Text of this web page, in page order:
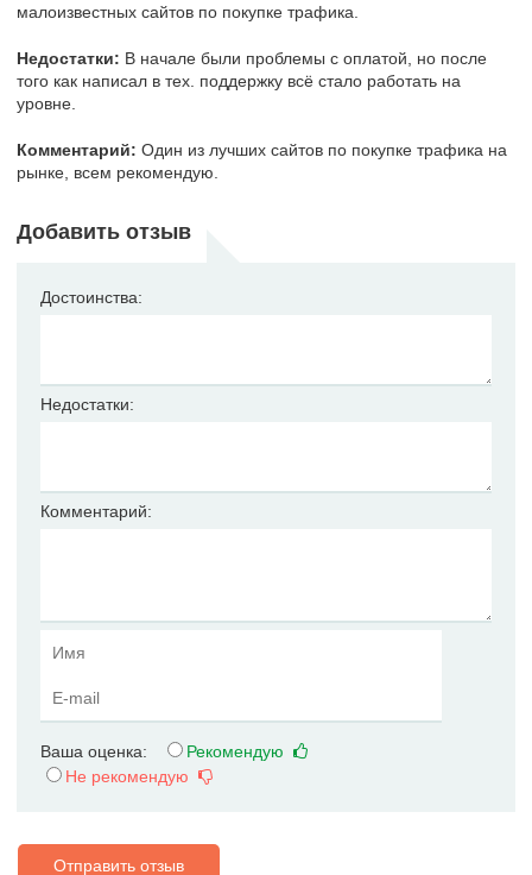
малоизвестных сайтов по покупке трафика.
Недостатки: В начале были проблемы с оплатой, но после
того как написал в тех. поддержку всё стало работать на
уровне.
Комментарий: Один из лучших сайтов по покупке трафика на
рынке, всем рекомендую.
Добавить отзыв
Достоинства:
Недостатки:
Комментарий:
Ваша оценка:
Рекомендую
Не рекомендую
Отправить отзыв